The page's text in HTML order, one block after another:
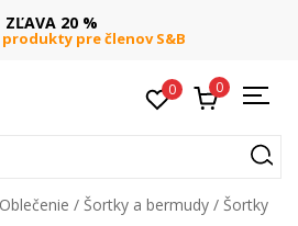
ZĽAVA 20 %
pre členov S&B
0 0
Oblečenie Šortky a bermudy
Šortky